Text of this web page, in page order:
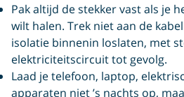
Pak altijd de stekker vast als je
wilt halen. Trek niet aan de
isolatie binnenin loslaten, met
elektriciteitscircuit tot gevolg.
Laad je telefoon, laptop,
apparaten niet ’s nachts op,